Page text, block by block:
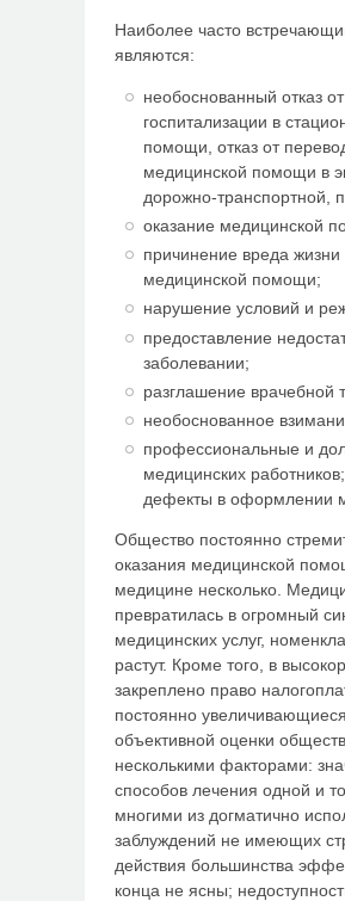
Наиболее часто
являются:
необоснованный отказ
госпитализации в
помощи, отказ от
медицинской помощи в
дорожно-транспортной,
оказание медицинской
причинение вреда
медицинской помощи;
нарушение условий и
предоставление
заболевании;
разглашение врачебной
необоснованное
профессиональные и
медицинских работников;
дефекты в оформлении
Общество постоянно
оказания медицинской
медицине несколько.
превратилась в огромный
медицинских услуг,
растут. Кроме того, в
закреплено право
постоянно
объективной оценки
несколькими факторами:
способов лечения одной и
многими из догматично
заблуждений не имеющих
действия большинства
конца не ясны;